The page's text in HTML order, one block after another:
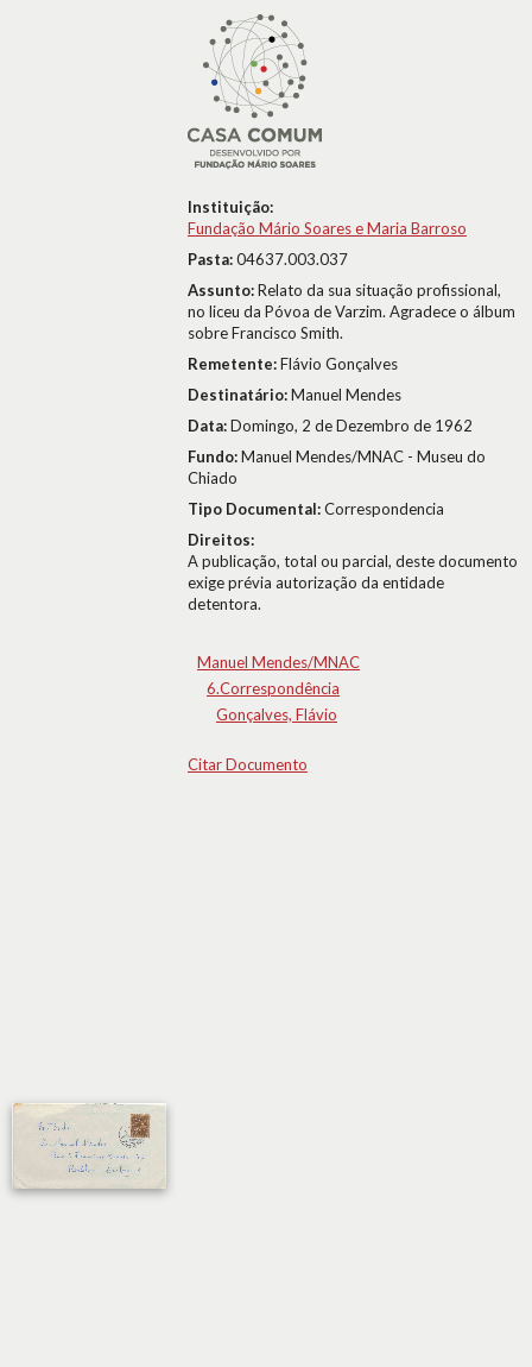
Instituição:
Fundação Mário Soares e Maria Barroso
Pasta:04637.003.037
Assunto:Relato da sua situação profissional,
no liceu da Póvoa de Varzim. Agradece o álbum
sobre Francisco Smith.
Remetente:Flávio Gonçalves
Destinatário:Manuel Mendes
Data:Domingo, 2 de Dezembro de 1962
Fundo:Manuel Mendes/MNAC - Museu do
Chiado
Tipo Documental:Correspondencia
Direitos:
A publicação, total ou parcial, deste documento
exige prévia autorização da entidade
detentora.
Manuel Mendes/MNAC
6.Correspondência
Gonçalves, Flávio
Citar Documento